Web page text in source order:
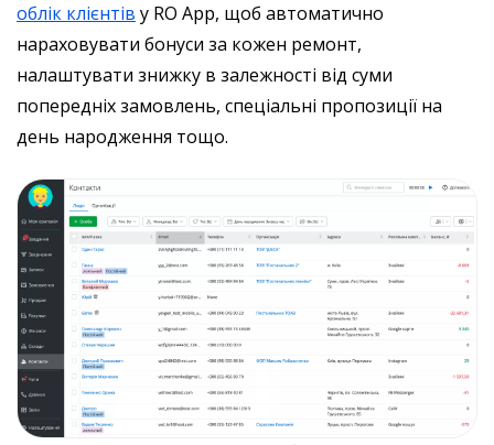
облік клієнтів у RO App, щоб автоматично
нараховувати бонуси за кожен ремонт,
налаштувати знижку в залежності від суми
попередніх замовлень, спеціальні пропозиції на
день народження тощо.